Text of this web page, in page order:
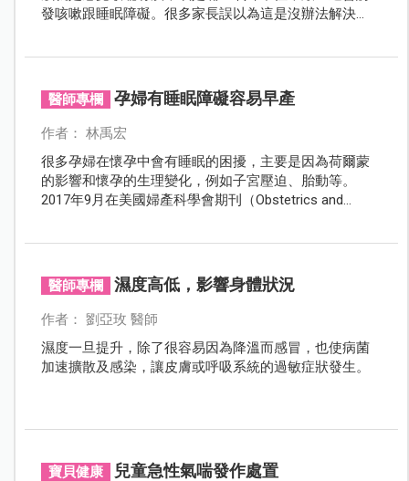
發咳嗽跟睡眠障礙。很多家長誤以為這是沒辦法解決
醫師專欄 孕婦有睡眠障礙容易早產
作者： 林禹宏
很多孕婦在懷孕中會有睡眠的困擾，主要是因為荷爾蒙
的影響和懷孕的生理變化，例如子宮壓迫、胎動等。
2017年9月在美國婦產科學會期刊（Obstetrics and
醫師專欄 濕度高低，影響身體狀況
作者： 劉亞玫 醫師
濕度一旦提升，除了很容易因為降溫而感冒，也使病菌
加速擴散及感染，讓皮膚或呼吸系統的過敏症狀發生。
寶貝健康 兒童急性氣喘發作處置